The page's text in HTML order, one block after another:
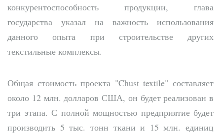
конкурентоспособность продукции, глава
государства указал на важность использования
данного опыта при строительстве других
текстильные комплексы.
Общая стоимость проекта "Chust textile" составляет
около 12 млн. долларов США, он будет реализован в
три этапа. С полной мощностью предприятие будет
производить 5 тыс. тонн ткани и 15 млн. единиц